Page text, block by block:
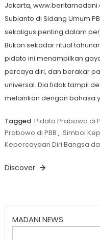
Jakarta,
Subianto di Sidang Umum
sekaligus penting dalam
Bukan sekadar ritual
pidato ini menampilkan
percaya diri, dan berakar
universal. Dia tidak tampil
melainkan dengan bahasa
Tagged Pidato Prabowo di
Prabowo di PBB , Simbol
Kepercayaan Diri Bangsa
Discover
MADANI NEWS